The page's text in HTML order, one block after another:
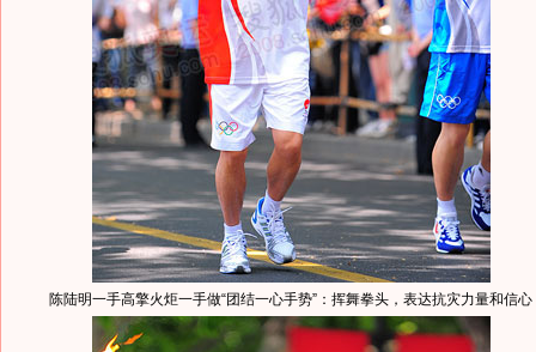
陈陆明一手高擎火炬一手做“团结一心手势”：挥舞拳头，表达抗灾力量和信心